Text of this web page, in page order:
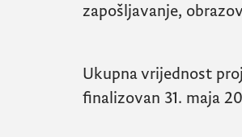
zapošljavanje,
Ukupna vrijednost
finalizovan 31. maja